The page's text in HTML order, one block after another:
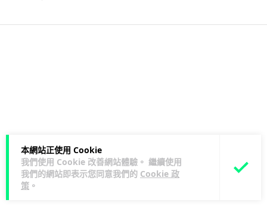
本網站正使用 Cookie
我們使用 Cookie 改善網站體驗。 繼續使用
我們的網站即表示您同意我們的 Cookie 政
策 。